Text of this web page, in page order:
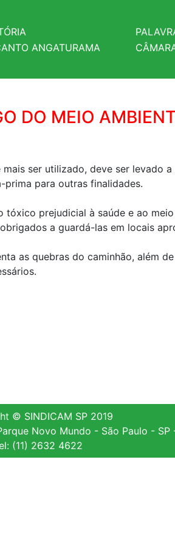
ANGATURAMA
DO MEIO
ser utilizado, deve ser levado
para outras finalidades.
tóxico prejudicial à saúde e ao
a guardá-las em locais
as quebras do caminhão, além
© SINDICAM SP 2019
Novo Mundo - São Paulo -
(11) 2632 4622